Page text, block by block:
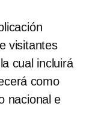
visitantes
cual incluirá
como
nacional e